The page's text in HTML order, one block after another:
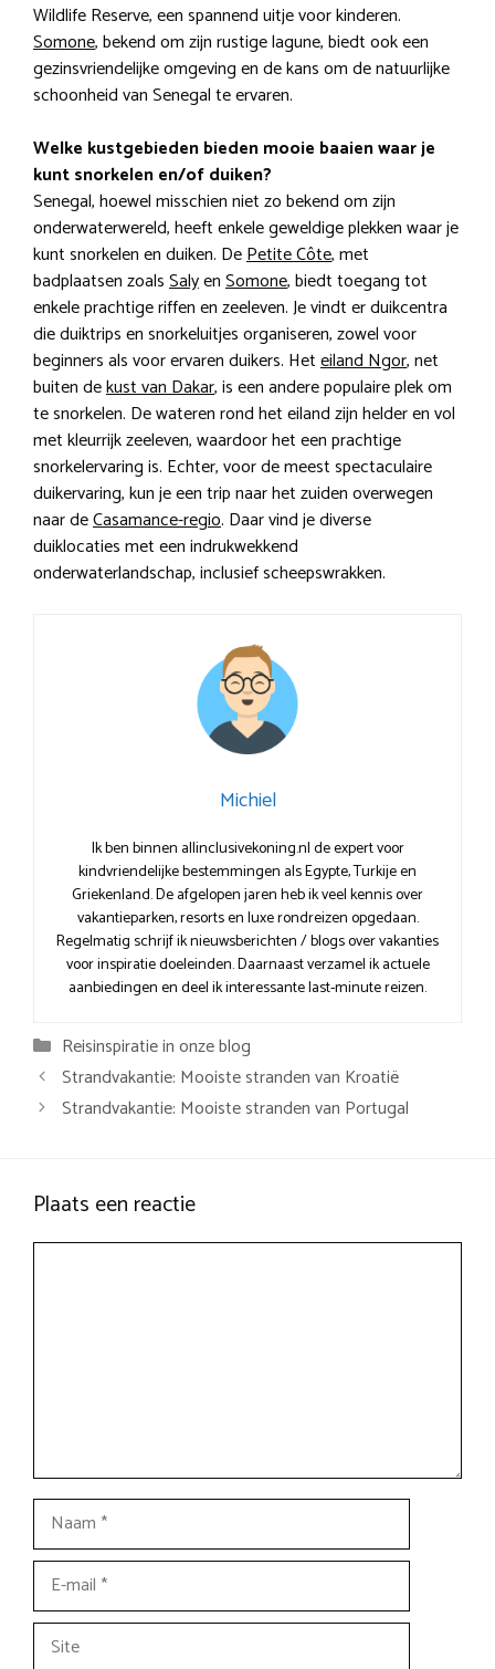
Wildlife Reserve, een spannend uitje voor kinderen.
Somone, bekend om zijn rustige lagune, biedt ook een
gezinsvriendelijke omgeving en de kans om de natuurlijke
schoonheid van Senegal te ervaren.
Welke kustgebieden bieden mooie baaien waar je
kunt snorkelen en/of duiken?
Senegal, hoewel misschien niet zo bekend om zijn
onderwaterwereld, heeft enkele geweldige plekken waar je
kunt snorkelen en duiken. DePetite Côte, met
badplaatsen zoalsSalyenSomone, biedt toegang tot
enkele prachtige riffen en zeeleven. Je vindt er duikcentra
die duiktrips en snorkeluitjes organiseren, zowel voor
beginners als voor ervaren duikers. Heteiland Ngor, net
buiten dekust van Dakar, is een andere populaire plek om
te snorkelen. De wateren rond het eiland zijn helder en vol
met kleurrijk zeeleven, waardoor het een prachtige
snorkelervaring is. Echter, voor de meest spectaculaire
duikervaring, kun je een trip naar het zuiden overwegen
naar deCasamance-regio. Daar vind je diverse
duiklocaties met een indrukwekkend
onderwaterlandschap, inclusief scheepswrakken.
Michiel
Ik ben binnen allinclusivekoning.nl de expert voor
kindvriendelijke bestemmingen als Egypte, Turkije en
Griekenland. De afgelopen jaren heb ik veel kennis over
vakantieparken, resorts en luxe rondreizen opgedaan.
Regelmatig schrijf ik nieuwsberichten / blogs over vakanties
voor inspiratie doeleinden. Daarnaast verzamel ik actuele
aanbiedingen en deel ik interessante last-minute reizen.
Categorieën
Reisinspiratie in onze blog
Strandvakantie: Mooiste stranden van Kroatië
Strandvakantie: Mooiste stranden van Portugal
Plaats een reactie
Reactie
Naam
E-
mail
Site